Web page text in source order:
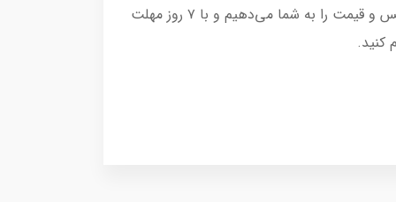
برای هر استایلی تبدیل کرده است. این بوت‌ها بهترین همراه برای قدم‌های مطمئن شما هستند. ما ضمانت بهترین جنس و قیمت را به شما می‌دهیم و با ۷ روز مهلت
کنید.